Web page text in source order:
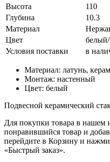
Высота
110
Глубина
10.3
Материал
Цвет
Условия поставки
в
Материал: латунь,
Монтаж: настенный
Цвет: белый
Подвесной керамический
Для покупки товара в нашем
понравившийся товар и
перейдите в Корзину и
«Быстрый заказ».